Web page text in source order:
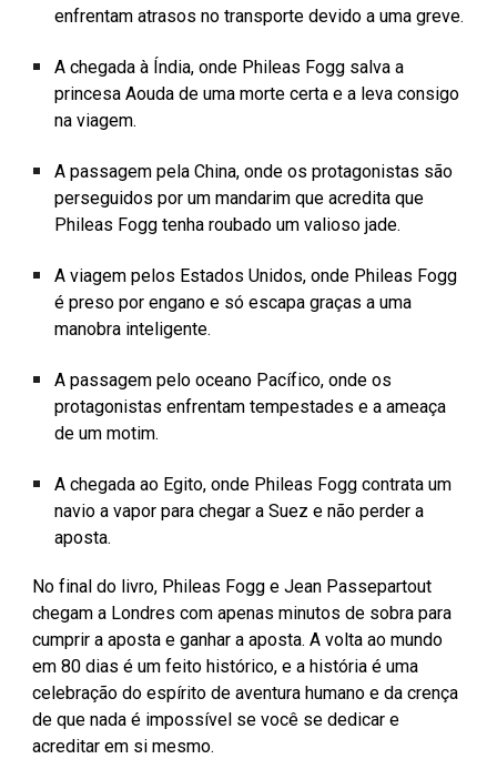
enfrentam atrasos no transporte devido a uma greve.
A chegada à Índia, onde Phileas Fogg salva a
princesa Aouda de uma morte certa e a leva consigo
na viagem.
A passagem pela China, onde os protagonistas são
perseguidos por um mandarim que acredita que
Phileas Fogg tenha roubado um valioso jade.
A viagem pelos Estados Unidos, onde Phileas Fogg
é preso por engano e só escapa graças a uma
manobra inteligente.
A passagem pelo oceano Pacífico, onde os
protagonistas enfrentam tempestades e a ameaça
de um motim.
A chegada ao Egito, onde Phileas Fogg contrata um
navio a vapor para chegar a Suez e não perder a
aposta.
No final do livro, Phileas Fogg e Jean Passepartout
chegam a Londres com apenas minutos de sobra para
cumprir a aposta e ganhar a aposta. A volta ao mundo
em 80 dias é um feito histórico, e a história é uma
celebração do espírito de aventura humano e da crença
de que nada é impossível se você se dedicar e
acreditar em si mesmo.